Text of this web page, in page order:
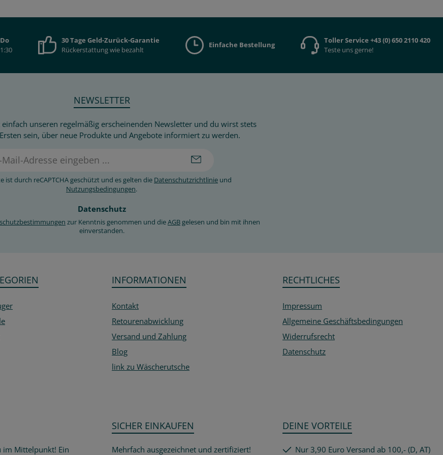
30 Tage Geld-Zurück-Garantie
Rückerstattung wie bezahlt
Einfache Bestellung
Toller Service +43 (0) 650 2110 420
Teste uns gerne!
NEWSLETTER
unseren regelmäßig erscheinenden Newsletter und du wirst stets
sein, über neue Produkte und Angebote informiert zu werden.
ist durch reCAPTCHA geschützt und es gelten die Datenschutzrichtlinie und
Nutzungsbedingungen.
Datenschutz
zur Kenntnis genommen und dieAGBgelesen und bin mit ihnen
einverstanden.
INFORMATIONEN
Kontakt
Retourenabwicklung
Versand und Zahlung
Blog
link zu Wäscherutsche
RECHTLICHES
Impressum
Allgemeine Geschäftsbedingungen
Widerrufsrecht
Datenschutz
im Mittelpunkt! Ein
SICHER EINKAUFEN
Mehrfach ausgezeichnet und zertifiziert!
DEINE VORTEILE
Nur 3,90 Euro Versand ab 100,- (D, AT)